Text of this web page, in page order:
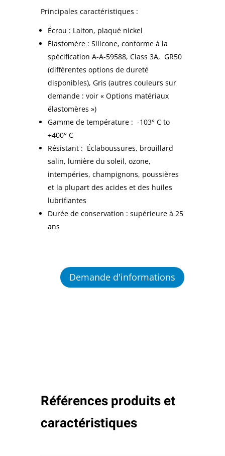
Principales caractéristiques :
Écrou : Laiton, plaqué nickel
Élastomère : Silicone, conforme à la
spécification A-A-59588, Class 3A, GR50
(différentes options de dureté
disponibles), Gris (autres couleurs sur
demande : voir « Options matériaux
élastomères »)
Gamme de température : -103° C to
+400° C
Résistant : Éclaboussures, brouillard
salin, lumière du soleil, ozone,
intempéries, champignons, poussières
et la plupart des acides et des huiles
lubrifiantes
Durée de conservation : supérieure à 25
ans
Demande d'informations
Références produits et
caractéristiques